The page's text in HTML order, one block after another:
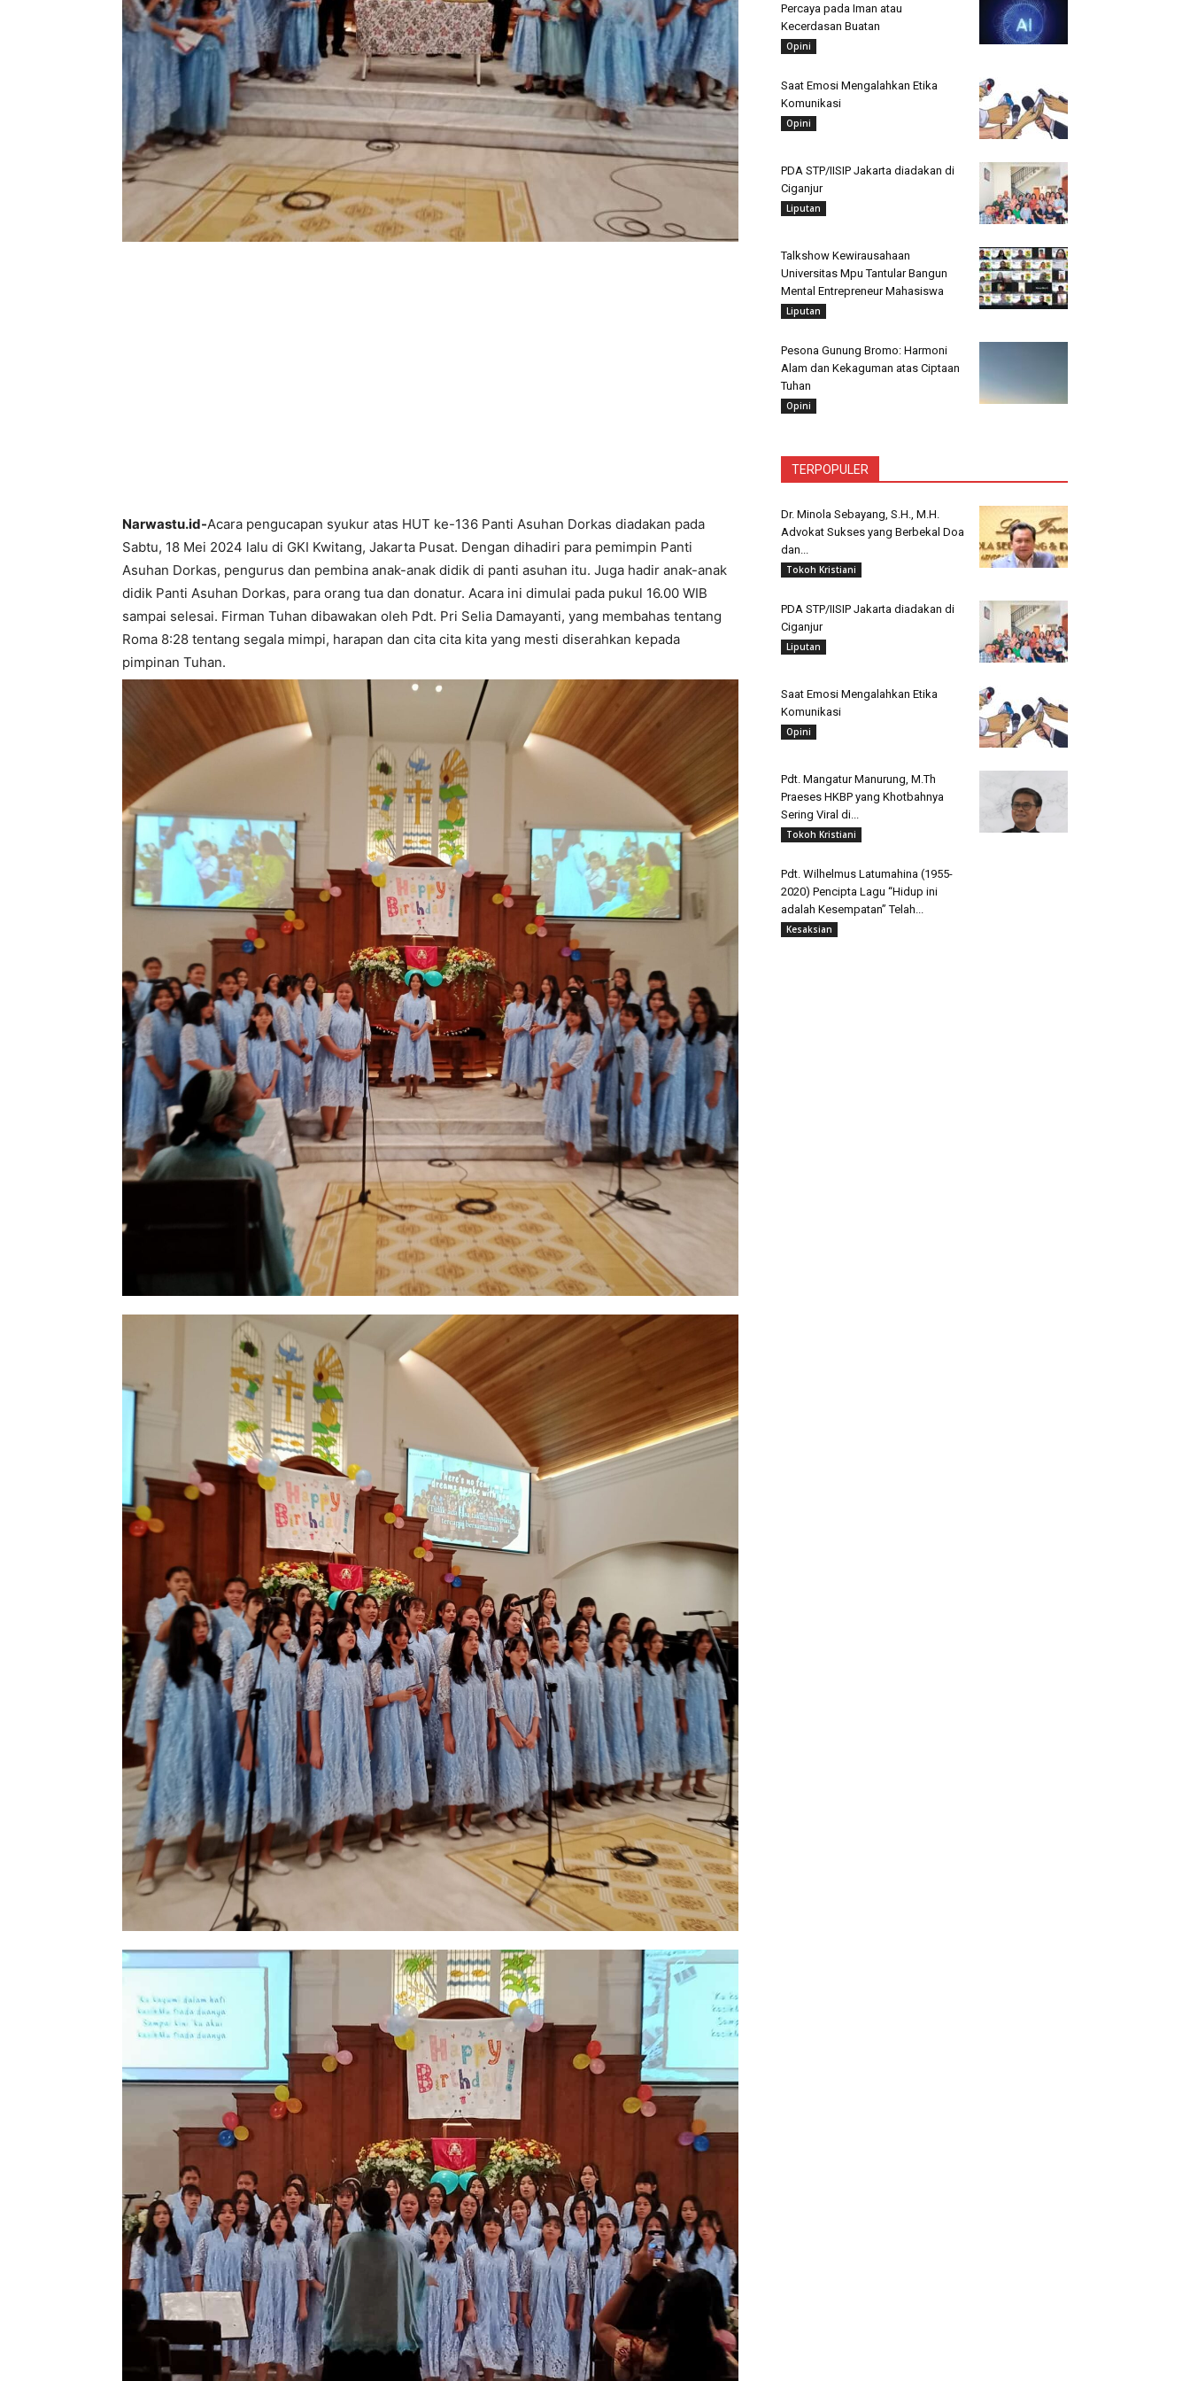
Narwastu.id-Acara pengucapan syukur atas HUT ke-136 Panti Asuhan Dorkas diadakan pada
Sabtu, 18 Mei 2024 lalu di GKI Kwitang, Jakarta Pusat. Dengan dihadiri para pemimpin Panti
Asuhan Dorkas, pengurus dan pembina anak-anak didik di panti asuhan itu. Juga hadir anak-anak
didik Panti Asuhan Dorkas, para orang tua dan donatur. Acara ini dimulai pada pukul 16.00 WIB
sampai selesai. Firman Tuhan dibawakan oleh Pdt. Pri Selia Damayanti, yang membahas tentang
Roma 8:28 tentang segala mimpi, harapan dan cita cita kita yang mesti diserahkan kepada
pimpinan Tuhan.
Percaya pada Iman atau
Kecerdasan Buatan
Opini
Saat Emosi Mengalahkan Etika
Komunikasi
Opini
PDA STP/IISIP Jakarta diadakan di
Ciganjur
Liputan
Talkshow Kewirausahaan
Universitas Mpu Tantular Bangun
Mental Entrepreneur Mahasiswa
Liputan
Pesona Gunung Bromo: Harmoni
Alam dan Kekaguman atas Ciptaan
Tuhan
Opini
TERPOPULER
Dr. Minola Sebayang, S.H., M.H.
Advokat Sukses yang Berbekal Doa
dan...
Tokoh Kristiani
PDA STP/IISIP Jakarta diadakan di
Ciganjur
Liputan
Saat Emosi Mengalahkan Etika
Komunikasi
Opini
Pdt. Mangatur Manurung, M.Th
Praeses HKBP yang Khotbahnya
Sering Viral di...
Tokoh Kristiani
Pdt. Wilhelmus Latumahina (1955-
2020) Pencipta Lagu “Hidup ini
adalah Kesempatan” Telah...
Kesaksian